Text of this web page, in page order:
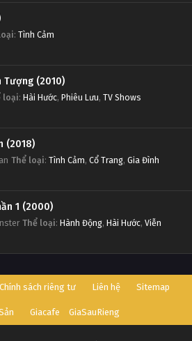
: Tình Cảm
Tượng (2010)
loại: Hài Hước, Phiêu Lưu, TV Shows
(2018)
Thể loại: Tình Cảm, Cổ Trang, Gia Đình
Vua Trò Chơi Phần 1 (2000)
Thể loại: Hành Động, Hài Hước, Viễn
Chính sách riêng tư Liên hệ Sitemap
Giacafe GiaSauRieng